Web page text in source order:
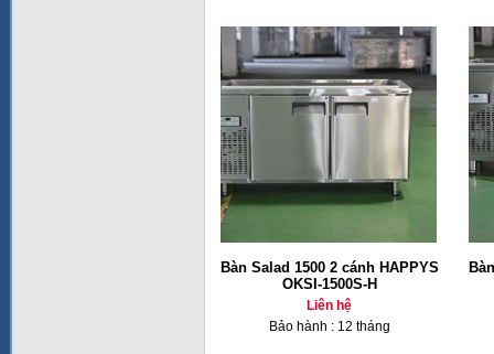
Bàn Salad 1500 2 cánh HAPPYS
OKSI-1500S-H
Liên hệ
Bảo hành : 12 tháng